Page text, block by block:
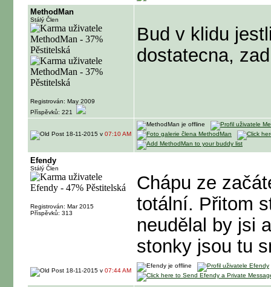
MethodMan
Stálý Člen
Registrován: May 2009
Příspěvků: 221
Bud v klidu
dostatecna,
18-11-2015 v 07:10 AM
Efendy
Stálý Člen
Registrován: Mar 2015
Příspěvků: 313
Chápu ze
totální. Přitom
neudělal by jsi
stonky jsou tu
18-11-2015 v 07:44 AM